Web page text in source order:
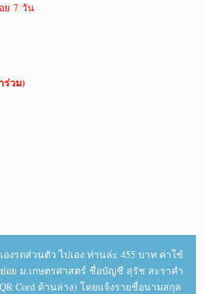
ย 7 วัน
ร่วม)
งรถส่วนตัว ไปเอง ท่านล่ะ 455 บาท ค่าใช้
ย ม.เกษตรศาสตร์ ชื่อบัญชี สุรัช สะราคำ
Cord ด้านล่าง) โดยแจ้งรายชื่อนามสกุล